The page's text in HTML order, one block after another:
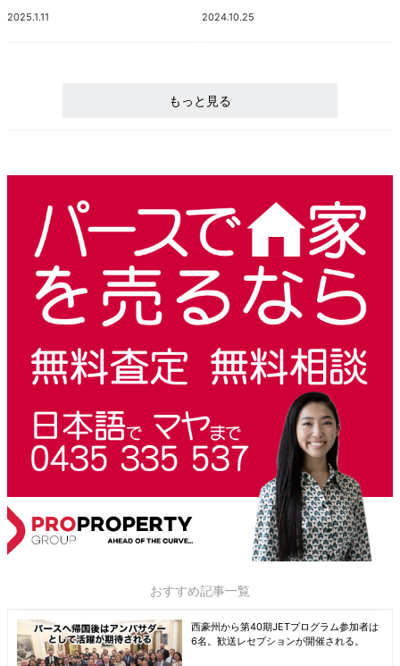
2025.1.11 2024.10.25
もっと見る
おすすめ記事一覧
西豪州から第40期JETプログラム参加者は
6名。歓送レセプションが開催される。